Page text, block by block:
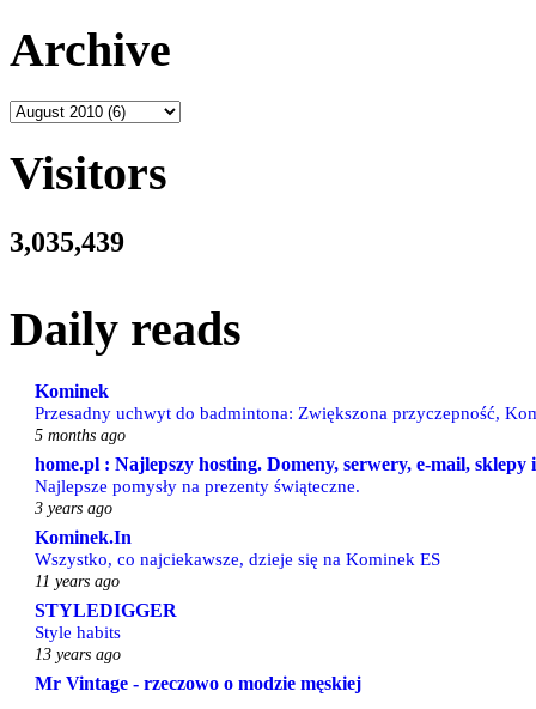
Archive
Visitors
3,035,439
Daily reads
Kominek
Przesadny uchwyt do badmintona: Zwiększona przyczepność,
5 months ago
home.pl : Najlepszy hosting. Domeny, serwery, e-mail, sklepy
Najlepsze pomysły na prezenty świąteczne.
3 years ago
Kominek.In
Wszystko, co najciekawsze, dzieje się na Kominek ES
11 years ago
STYLEDIGGER
Style habits
13 years ago
Mr Vintage - rzeczowo o modzie męskiej